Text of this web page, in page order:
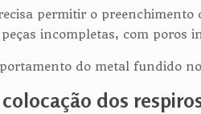
permitir o
incompletas, com poros
do metal fundido
dos